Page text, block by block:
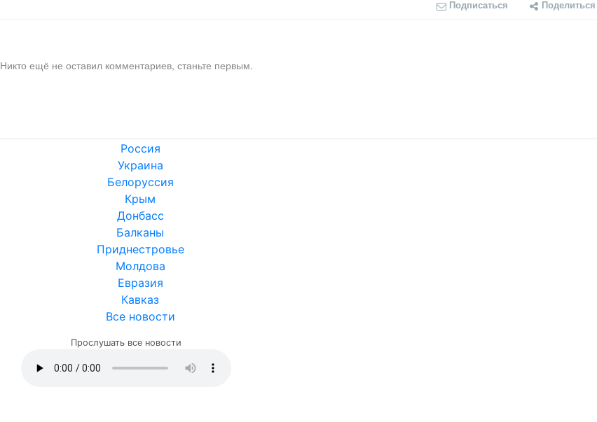
Подписаться Поделиться
Никто ещё не оставил комментариев, станьте первым.
Россия
Украина
Белоруссия
Крым
Донбасс
Балканы
Приднестровье
Молдова
Евразия
Кавказ
Все новости
Прослушать все новости